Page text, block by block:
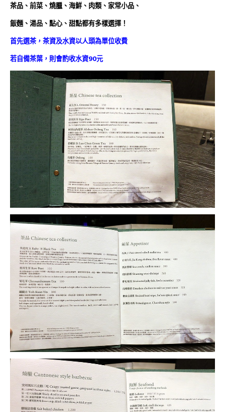
茶品、前菜、燒臘、海鮮、肉類、家常小品、
飯麵、湯品、點心、甜點都有多樣選擇！
首先選茶，茶資及水資以人頭為單位收費
若自備茶葉，則會酌收水資90元